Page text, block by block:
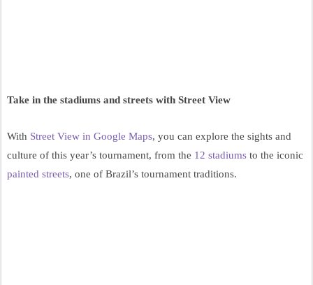
Take in the stadiums and streets with Street View
With Street View in Google Maps, you can explore the sights and
culture of this year’s tournament, from the 12 stadiums
painted streets, one of Brazil’s tournament traditions.